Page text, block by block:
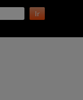
Ir